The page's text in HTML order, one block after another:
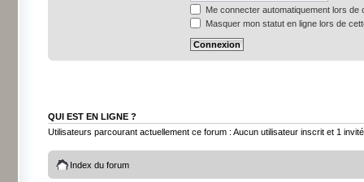
Me connecter automatiquement lors de
Masquer mon statut en ligne lors de
QUI EST EN LIGNE ?
Utilisateurs parcourant actuellement ce forum : Aucun utilisateur inscrit et 1 invité
Index du forum